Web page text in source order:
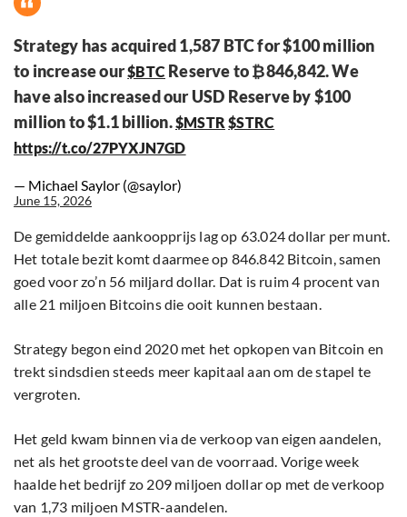
Strategy has acquired 1,587 BTC for $100 million
to increase our$BTC Reserve to ₿846,842. We
have also increased our USD Reserve by $100
million to $1.1 billion.$MSTR $STRC
https://t.co/27PYXJN7GD
— Michael Saylor (@saylor)
June 15, 2026
De gemiddelde aankoopprijs lag op 63.024 dollar per munt.
Het totale bezit komt daarmee op 846.842 Bitcoin, samen
goed voor zo’n 56 miljard dollar. Dat is ruim 4 procent van
alle 21 miljoen Bitcoins die ooit kunnen bestaan.
Strategy begon eind 2020 met het opkopen van Bitcoin en
trekt sindsdien steeds meer kapitaal aan om de stapel te
vergroten.
Het geld kwam binnen via de verkoop van eigen aandelen,
net als het grootste deel van de voorraad. Vorige week
haalde het bedrijf zo 209 miljoen dollar op met de verkoop
van 1,73 miljoen MSTR-aandelen.